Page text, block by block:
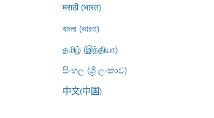
मराठी (भारत)
বাংলা (ভারত)
தமிழ் (இந்தியா)
සිංහල (ශ්‍රී ලංකාව)
中文(中国)